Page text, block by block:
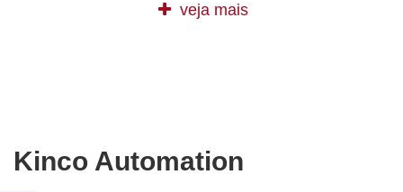
veja mais
Kinco Automation